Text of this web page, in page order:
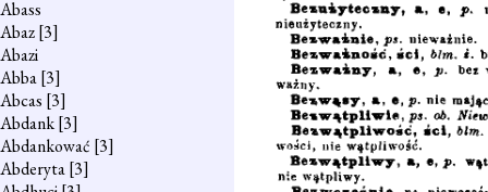
Abass
Abaz[3]
Abazi
Abba[3]
Abcas [3]
Abdank[3]
Abdankować [3]
Abderyta[3]